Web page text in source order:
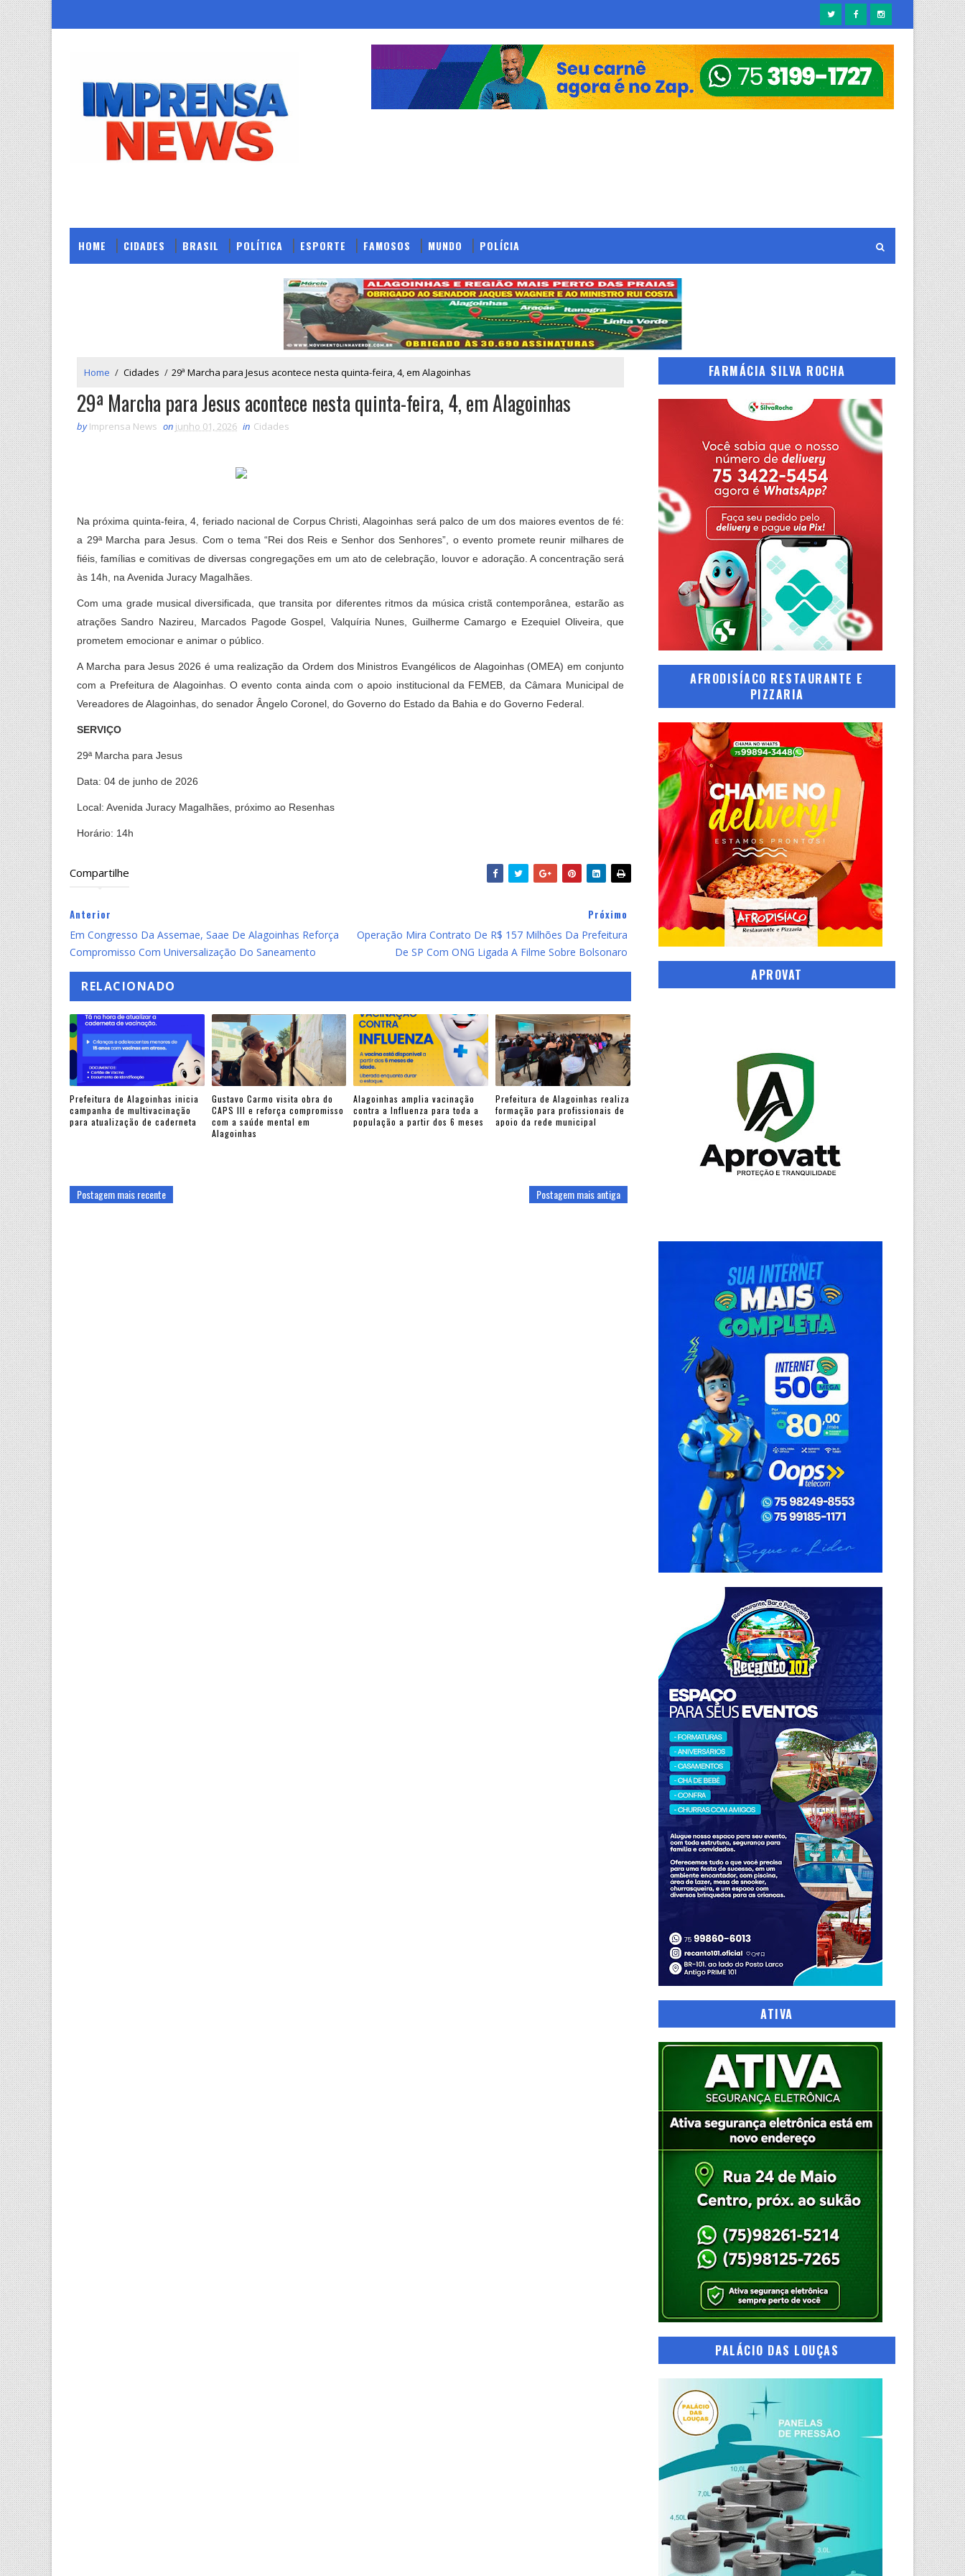
HOME CIDADES BRASIL POLÍTICA ESPORTE FAMOSOS MUNDO POLÍCIA
Home / Cidades / 29ª Marcha para Jesus acontece nesta quinta-feira, 4, em Alagoinhas
29ª Marcha para Jesus acontece nesta quinta-feira, 4, em Alagoinhas
by Imprensa News on junho 01, 2026 in Cidades
Na próxima quinta-feira, 4, feriado nacional de Corpus Christi, Alagoinhas será palco de um dos maiores eventos de fé:
a 29ª Marcha para Jesus. Com o tema “Rei dos Reis e Senhor dos Senhores”, o evento promete reunir milhares de
fiéis, famílias e comitivas de diversas congregações em um ato de celebração, louvor e adoração. A concentração será
às 14h, na Avenida Juracy Magalhães.
Com uma grade musical diversificada, que transita por diferentes ritmos da música cristã contemporânea, estarão as
atrações Sandro Nazireu, Marcados Pagode Gospel, Valquíria Nunes, Guilherme Camargo e Ezequiel Oliveira, que
prometem emocionar e animar o público.
A Marcha para Jesus 2026 é uma realização da Ordem dos Ministros Evangélicos de Alagoinhas (OMEA) em conjunto
com a Prefeitura de Alagoinhas. O evento conta ainda com o apoio institucional da FEMEB, da Câmara Municipal de
Vereadores de Alagoinhas, do senador Ângelo Coronel, do Governo do Estado da Bahia e do Governo Federal.
SERVIÇO
29ª Marcha para Jesus
Data: 04 de junho de 2026
Local: Avenida Juracy Magalhães, próximo ao Resenhas
Horário: 14h
Compartilhe
Anterior
Em Congresso Da Assemae, Saae De Alagoinhas Reforça
Compromisso Com Universalização Do Saneamento
Próximo
Operação Mira Contrato De R$ 157 Milhões Da Prefeitura
De SP Com ONG Ligada A Filme Sobre Bolsonaro
RELACIONADO
Prefeitura de Alagoinhas inicia
campanha de multivacinação
para atualização de caderneta
Gustavo Carmo visita obra do
CAPS III e reforça compromisso
com a saúde mental em
Alagoinhas
Alagoinhas amplia vacinação
contra a Influenza para toda a
população a partir dos 6 meses
Prefeitura de Alagoinhas realiza
formação para profissionais de
apoio da rede municipal
Postagem mais recente Postagem mais antiga
FARMÁCIA SILVA ROCHA
AFRODISÍACO RESTAURANTE E
PIZZARIA
APROVAT
ATIVA
PALÁCIO DAS LOUÇAS